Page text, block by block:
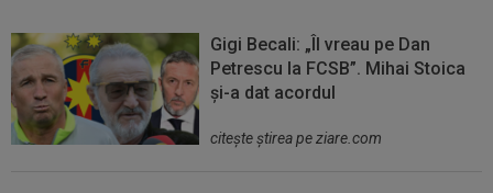
Gigi Becali: „Îl vreau pe Dan
Petrescu la FCSB”. Mihai Stoica
și-a dat acordul
citeşte ştirea pe ziare.com